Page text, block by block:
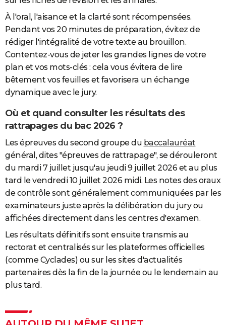
À l'oral, l'aisance et la clarté sont récompensées.
Pendant vos 20 minutes de préparation, évitez de
rédiger l'intégralité de votre texte au brouillon.
Contentez-vous de jeter les grandes lignes de votre
plan et vos mots-clés : cela vous évitera de lire
bêtement vos feuilles et favorisera un échange
dynamique avec le jury.
Où et quand consulter les résultats des
rattrapages du bac 2026 ?
Les épreuves du second groupe du baccalauréat
général, dites "épreuves de rattrapage", se dérouleront
du mardi 7 juillet jusqu'au jeudi 9 juillet 2026 et au plus
tard le vendredi 10 juillet 2026 midi. Les notes des oraux
de contrôle sont généralement communiquées par les
examinateurs juste après la délibération du jury ou
affichées directement dans les centres d'examen.
Les résultats définitifs sont ensuite transmis au
rectorat et centralisés sur les plateformes officielles
(comme Cyclades) ou sur les sites d'actualités
partenaires dès la fin de la journée ou le lendemain au
plus tard.